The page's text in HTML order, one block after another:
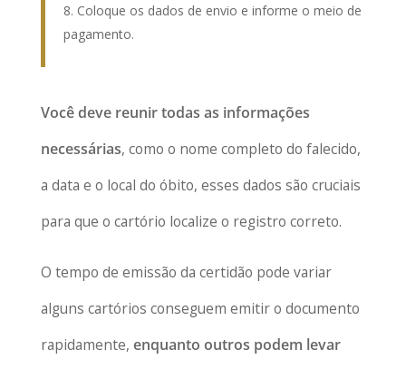
Coloque os dados de envio e informe o meio de
pagamento.
Você deve reunir todas as informações
necessárias, como o nome completo do falecido,
a data e o local do óbito, esses dados são cruciais
para que o cartório localize o registro correto.
O tempo de emissão da certidão pode variar
alguns cartórios conseguem emitir o documento
rapidamente, enquanto outros podem levar